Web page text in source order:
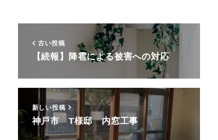
古い投稿
【続報】降雹による被害への対応
新しい投稿
神戸市 T様邸 内窓工事